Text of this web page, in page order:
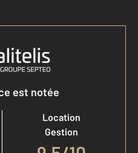
est notée
Location
Gestion